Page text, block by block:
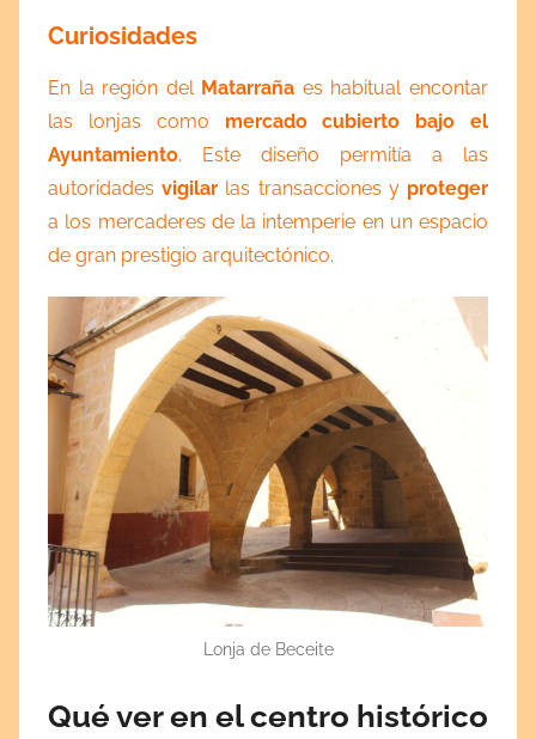
Curiosidades
En la región del Matarraña es habitual encontar
las lonjas como mercado cubierto bajo el
Ayuntamiento. Este diseño permitía a las
autoridadesvigilar las transacciones y proteger
a los mercaderes de la intemperie en un espacio
de gran prestigio arquitectónico.
Lonja de Beceite
Qué ver en el centro histórico